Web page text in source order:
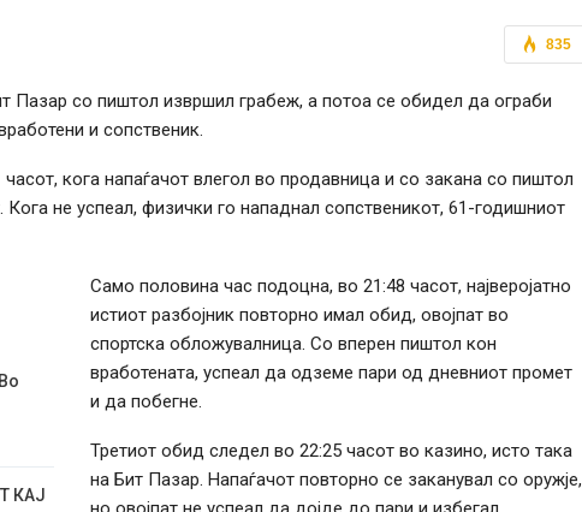
835
Пазар со пиштол извршил грабеж, а потоа се обидел да ограби
и сопственик.
кога напаѓачот влегол во продавница и со закана со пиштол
не успеал, физички го нападнал сопственикот, 61-годишниот
КАЈ
Само половина час подоцна, во 21:48 часот, најверојатно
истиот разбојник повторно имал обид, овојпат во
спортска обложувалница. Со вперен пиштол кон
вработената, успеал да одземе пари од дневниот промет
и да побегне.
Третиот обид следел во 22:25 часот во казино, исто така
на Бит Пазар. Напаѓачот повторно се заканувал со оружје,